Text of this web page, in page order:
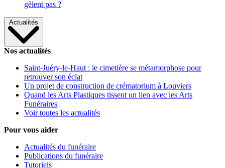
gèlent pas ?
Actualités
Nos actualités
Saint-Juéry-le-Haut : le cimetière se métamorphose pour
retrouver son éclat
Un projet de construction de crématorium à Louviers
Quand les Arts Plastiques tissent un lien avec les Arts
Funéraires
Voir toutes les actualités
Pour vous aider
Actualités du funéraire
Publications du funéraire
Tutoriels